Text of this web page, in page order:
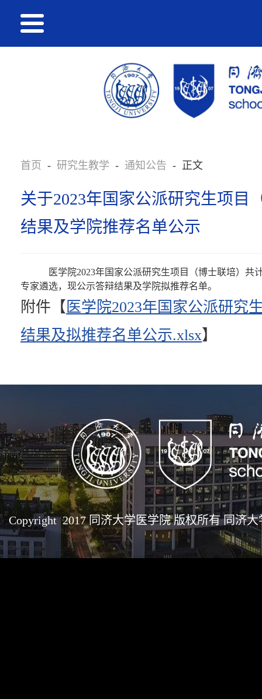
首页 - 研究生教学 - 通知公告 - 正文
关于2023年国家公派研究生项目
结果及学院推荐名单公示
医学院2023年国家公派研究生项目（博士联培）共
专家遴选，现公示答辩结果及学院拟推荐名单。
附件【 医学院2023年国家公派研究
结果及拟推荐名单公示.xlsx】
Copyright 2017 同济大学医学院 版权所有 同济